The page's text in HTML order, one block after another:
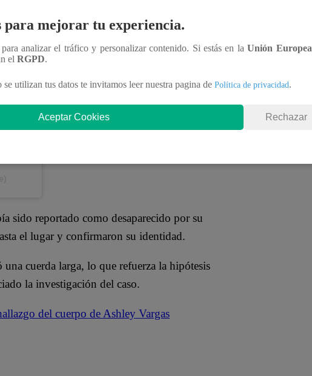
sido reportado como desaparecido por su
el lugar y confirmaron su identidad.
cuerda larga, lo que refuerza la hipótesis
la investigación del caso.
del cuerpo de Ashley Vargas
para mejorar tu experiencia.
analizar el tráfico y personalizar contenido. Si estás en laUnión Europea
el RGPD.
utilizan tus datos te invitamos leer nuestra pagina de Política de privacidad.
Aceptar Cookies Rechazar